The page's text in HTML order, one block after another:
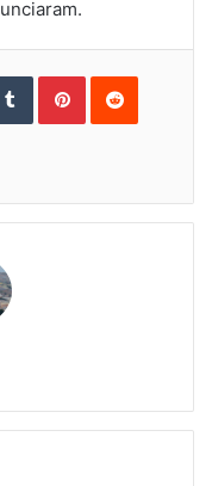
TumblrPinterestReddit